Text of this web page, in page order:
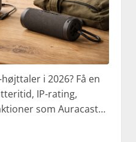
i 2026? Få en
IP-rating,
som Auracast…